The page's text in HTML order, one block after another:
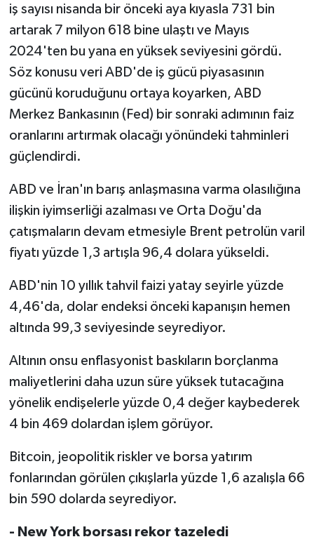
iş sayısı nisanda bir önceki aya kıyasla 731 bin
artarak 7 milyon 618 bine ulaştı ve Mayıs
2024'ten bu yana en yüksek seviyesini gördü.
Söz konusu veri ABD'de iş gücü piyasasının
gücünü koruduğunu ortaya koyarken, ABD
Merkez Bankasının (Fed) bir sonraki adımının faiz
oranlarını artırmak olacağı yönündeki tahminleri
güçlendirdi.
ABD ve İran'ın barış anlaşmasına varma olasılığına
ilişkin iyimserliği azalması ve Orta Doğu'da
çatışmaların devam etmesiyle Brent petrolün varil
fiyatı yüzde 1,3 artışla 96,4 dolara yükseldi.
ABD'nin 10 yıllık tahvil faizi yatay seyirle yüzde
4,46'da, dolar endeksi önceki kapanışın hemen
altında 99,3 seviyesinde seyrediyor.
Altının onsu enflasyonist baskıların borçlanma
maliyetlerini daha uzun süre yüksek tutacağına
yönelik endişelerle yüzde 0,4 değer kaybederek
4 bin 469 dolardan işlem görüyor.
Bitcoin, jeopolitik riskler ve borsa yatırım
fonlarından görülen çıkışlarla yüzde 1,6 azalışla 66
bin 590 dolarda seyrediyor.
- New York borsası rekor tazeledi